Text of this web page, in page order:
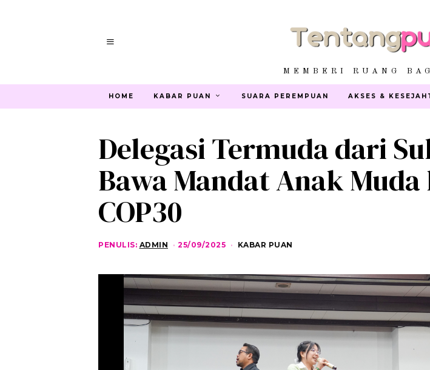
MEMBERI RUANG
HOME KABAR PUAN SUARA PEREMPUAN AKSES &
Delegasi Termuda dari
Bawa Mandat Anak Muda
COP30
PENULIS: ADMIN 25/09/2025
0
9
/
2
KABAR PUAN